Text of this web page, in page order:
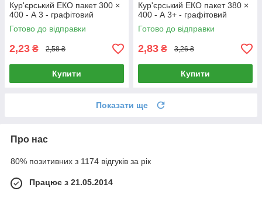
Кур'єрський ЕКО пакет 300 ×
400 - А 3 - графітовий
Готово до відправки
2,23 ₴ 2,58 ₴
Купити
Кур'єрський ЕКО пакет 380 ×
400 - А 3+ - графітовий
Готово до відправки
2,83 ₴ 3,26 ₴
Купити
Показати ще
Про нас
80% позитивних з 1174 відгуків за рік
Працює з 21.05.2014